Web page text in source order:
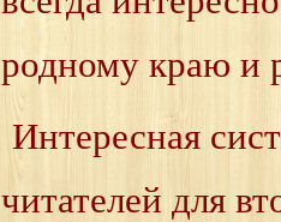
родному краю и
Интересная
читателей для